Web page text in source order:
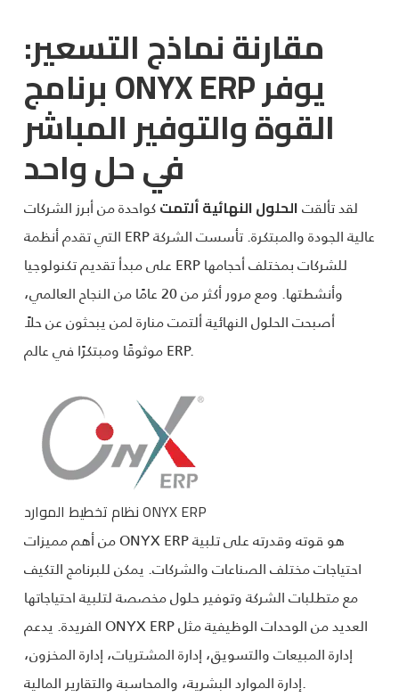
مقارنة نماذج التسعير:
برنامج ONYX ERP يوفر
القوة والتوفير المباشر
في حل واحد
لقد تألقتالحلول النهائية ألتمتكواحدة من أبرز الشركات
التي تقدم أنظمة ERP عالية الجودة والمبتكرة. تأسست الشركة
على مبدأ تقديم تكنولوجيا ERP للشركات بمختلف أحجامها
وأنشطتها. ومع مرور أكثر من 20 عامًا من النجاح العالمي،
أصبحت الحلول النهائية ألتمت منارة لمن يبحثون عن حلاً
موثوقًا ومبتكرًا في عالم ERP.
نظام تخطيط الموارد ONYX ERP
من أهم مميزات ONYX ERP هو قوته وقدرته على تلبية
احتياجات مختلف الصناعات والشركات. يمكن للبرنامج التكيف
مع متطلبات الشركة وتوفير حلول مخصصة لتلبية احتياجاتها
الفريدة. يدعم ONYX ERP العديد من الوحدات الوظيفية مثل
إدارة المبيعات والتسويق، إدارة المشتريات، إدارة المخزون،
إدارة الموارد البشرية، والمحاسبة والتقارير المالية.